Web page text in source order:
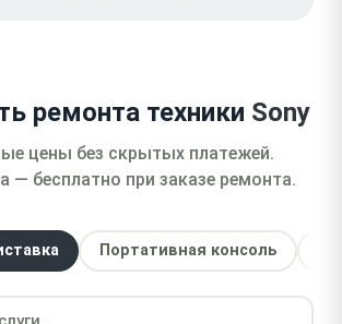
ремонта техники Sony
цены без скрытых платежей.
— бесплатно при заказе ремонта.
Портативная консоль